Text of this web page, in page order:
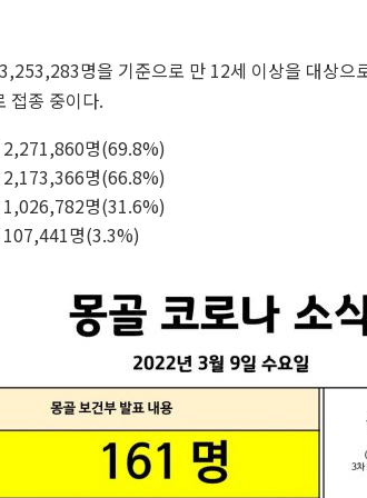
명을 기준으로 만 12세 이상을 대상으
접종 중이다.
2,271,860명(69.8%)
2,173,366명(66.8%)
1,026,782명(31.6%)
107,441명(3.3%)